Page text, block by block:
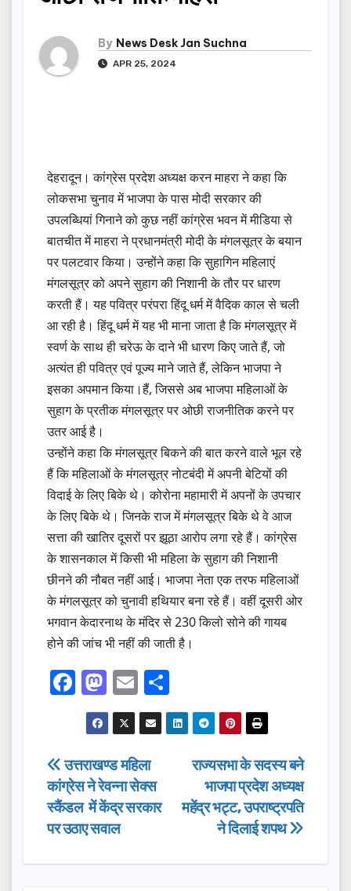
By News Desk Jan Suchna
APR 25, 2024
देहरादून। कांग्रेस प्रदेश अध्यक्ष करन माहरा ने कहा कि
लोकसभा चुनाव में भाजपा के पास मोदी सरकार की
उपलब्धियां गिनाने को कुछ नहीं कांग्रेस भवन में मीडिया से
बातचीत में माहरा ने प्रधानमंत्री मोदी के मंगलसूत्र के बयान
पर पलटवार किया। उन्होंने कहा कि सुहागिन महिलाएं
मंगलसूत्र को अपने सुहाग की निशानी के तौर पर धारण
करती हैं। यह पवित्र परंपरा हिंदू धर्म में वैदिक काल से चली
आ रही है। हिंदू धर्म में यह भी माना जाता है कि मंगलसूत्र में
स्वर्ण के साथ ही चरेऊ के दाने भी धारण किए जाते हैं, जो
अत्यंत ही पवित्र एवं पूज्य माने जाते हैं, लेकिन भाजपा ने
इसका अपमान किया।हैं, जिससे अब भाजपा महिलाओं के
सुहाग के प्रतीक मंगलसूत्र पर ओछी राजनीतिक करने पर
उतर आई है।
उन्होंने कहा कि मंगलसूत्र बिकने की बात करने वाले भूल रहे
हैं कि महिलाओं के मंगलसूत्र नोटबंदी में अपनी बेटियों की
विदाई के लिए बिके थे। कोरोना महामारी में अपनों के उपचार
के लिए बिके थे। जिनके राज में मंगलसूत्र बिके थे वे आज
सत्ता की खातिर दूसरों पर झूठा आरोप लगा रहे हैं। कांग्रेस
के शासनकाल में किसी भी महिला के सुहाग की निशानी
छीनने की नौबत नहीं आई। भाजपा नेता एक तरफ महिलाओं
के मंगलसूत्र को चुनावी हथियार बना रहे हैं। वहीं दूसरी ओर
भगवान केदारनाथ के मंदिर से 230 किलो सोने की गायब
होने की जांच भी नहीं की जाती है।
F
a
c
e
b
o
o
k
M
a
st
o
d
o
n
E
m
ail
h
ar
Post
navigation
राज्यसभा के सदस्य बने
भाजपा प्रदेश अध्यक्ष
महेंद्र भट्ट, उपराष्ट्रपति
ने दिलाई शपथ
उत्तराखण्ड महिला
कांग्रेस ने रेवन्ना सेक्स
स्कैंडल में केंद्र सरकार
पर उठाए सवाल